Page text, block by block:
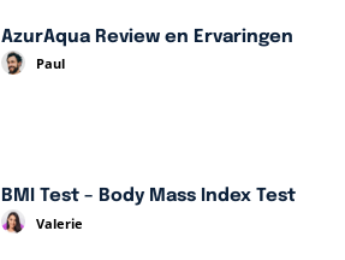
AzurAqua Review en Ervaringen
Paul
BMI Test – Body Mass Index Test
Valerie